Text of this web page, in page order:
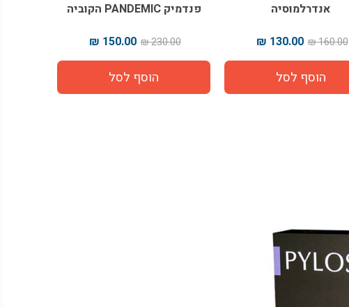
אנדרלמוסיה
160.00 ₪
130.00 ₪
פנדמיק PANDEMIC הקוביה
230.00 ₪
150.00 ₪